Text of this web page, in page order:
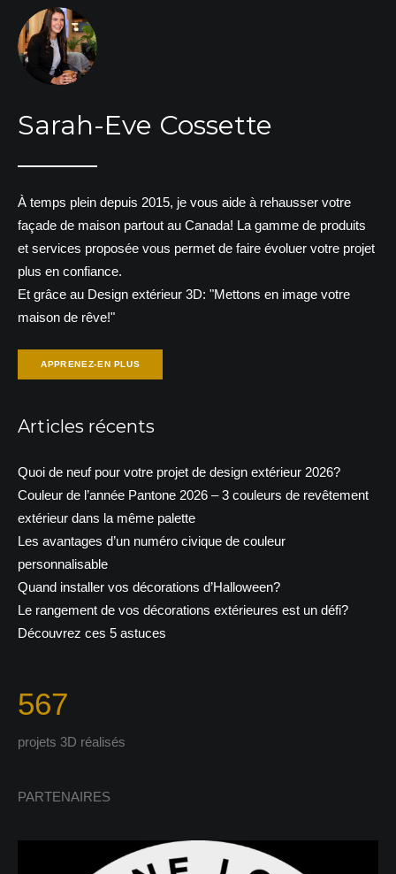
Sarah-Eve Cossette
À temps plein depuis 2015, je vous aide à rehausser votre
façade de maison partout au Canada! La gamme de produits
et services proposée vous permet de faire évoluer votre projet
plus en confiance.
Et grâce au Design extérieur 3D: "Mettons en image votre
maison de rêve!"
APPRENEZ-EN PLUS
Articles récents
Quoi de neuf pour votre projet de design extérieur 2026?
Couleur de l’année Pantone 2026 – 3 couleurs de revêtement
extérieur dans la même palette
Les avantages d’un numéro civique de couleur
personnalisable
Quand installer vos décorations d’Halloween?
Le rangement de vos décorations extérieures est un défi?
Découvrez ces 5 astuces
567
projets 3D réalisés
PARTENAIRES